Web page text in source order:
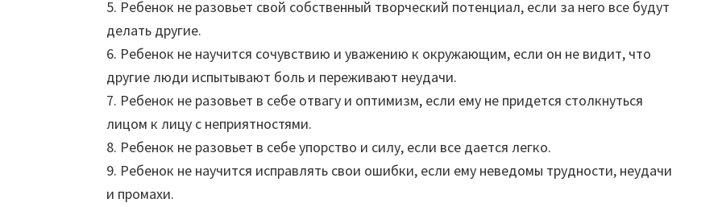
5. Ребенок не разовьет свой собственный творческий потенциал, если за него все будут
делать другие.
6. Ребенок не научится сочувствию и уважению к окружающим, если он не видит, что
другие люди испытывают боль и переживают неудачи.
7. Ребенок не разовьет в себе отвагу и оптимизм, если ему не придется столкнуться
лицом к лицу с неприятностями.
8. Ребенок не разовьет в себе упорство и силу, если все дается легко.
9. Ребенок не научится исправлять свои ошибки, если ему неведомы трудности, неудачи
и промахи.